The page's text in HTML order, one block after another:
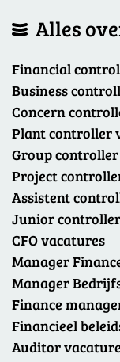
Alles
Financial
Business
Concern
Plant controller
Group
Project
Assistent
Junior
CFO vacatures
Manager
Manager
Finance
Financieel
Auditor